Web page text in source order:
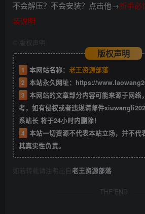
不会解压？不会安装？点击他→新手必
装说明
版权声明
版权声明
1 本网站名称： 老王资源部落
2 本站永久网址： https://
3 本网站的文章部分内容可能来源于网络
考，如有侵权或者违规请邮件
系站长 将于24小时内删除！
4 本站一切资源不代表本站立场，并不代
其真实性负责。
如若转载请注明出自老王资源部落
THE END